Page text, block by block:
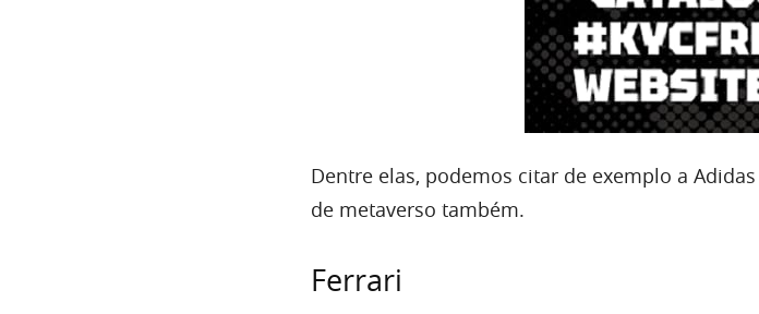
Dentre elas, podemos citar de exemplo a Adidas
de metaverso também.
Ferrari